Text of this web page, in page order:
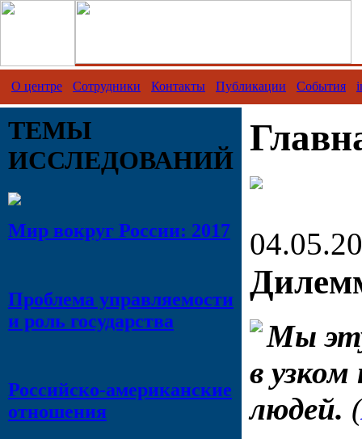
О центре Сотрудники Контакты Публикации События
ТЕМЫ
ИССЛЕДОВАНИЙ
Мир вокруг России: 2017
Проблема управляемости
и роль государства
Российско-американские
отношения
Мы
в узком
людей. (